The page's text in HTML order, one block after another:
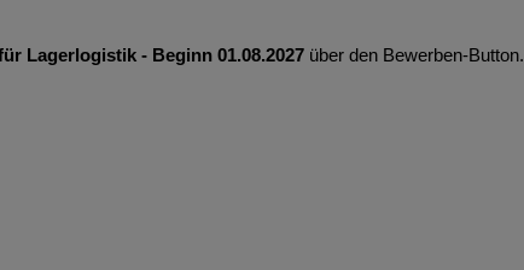
Lagerlogistik - Beginn 01.08.2027 über den Bewerben-Button.